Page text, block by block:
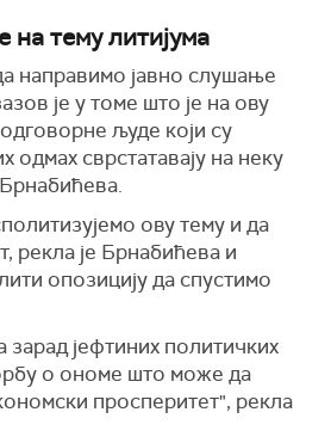
тему литијума
направимо јавно слушање
је у томе што је на ову
људе који су
одмах сврстатавају на неку
ову тему и да
рекла је Брнабићева и
опозицију да спустимо
јефтиних политичких
о ономе што може да
просперитет", рекла